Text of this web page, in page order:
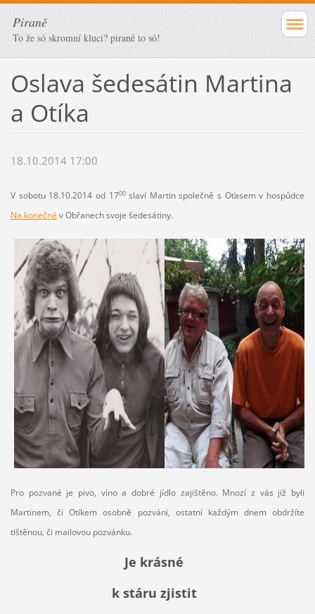
Piraně
To že só skromní kluci? piraně to só!
Oslava šedesátin Martina
a Otíka
18.10.2014 17:00
V sobotu 18.10.2014 od 1700slaví Martin společně s Oťasem v hospůdce
Na konečné v Obřanech svoje šedesátiny.
Pro pozvané je pivo, víno a dobré jídlo zajištěno. Mnozí z vás již byli
Martinem, či Otíkem osobně pozváni, ostatní každým dnem obdržíte
tištěnou, či mailovou pozvánku.
Je krásné
k stáru zjistit